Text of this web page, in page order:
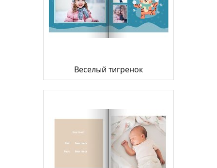
Веселый тигренок